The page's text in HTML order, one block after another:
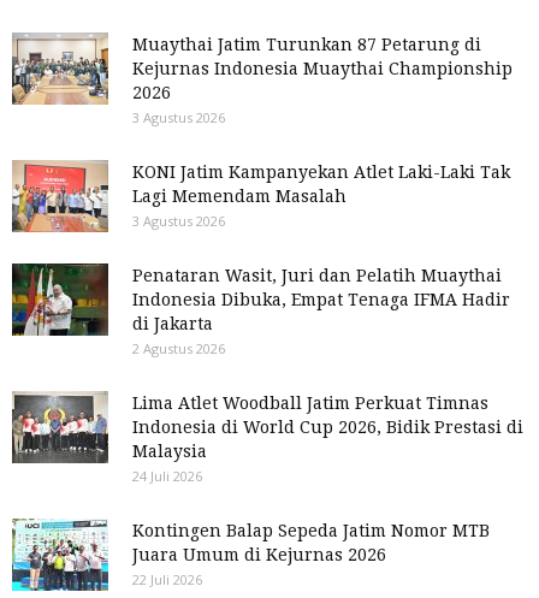
Muaythai Jatim Turunkan 87 Petarung di
Kejurnas Indonesia Muaythai Championship
2026
3 Agustus 2026
KONI Jatim Kampanyekan Atlet Laki-Laki Tak
Lagi Memendam Masalah
3 Agustus 2026
Penataran Wasit, Juri dan Pelatih Muaythai
Indonesia Dibuka, Empat Tenaga IFMA Hadir
di Jakarta
2 Agustus 2026
Lima Atlet Woodball Jatim Perkuat Timnas
Indonesia di World Cup 2026, Bidik Prestasi di
Malaysia
24 Juli 2026
Kontingen Balap Sepeda Jatim Nomor MTB
Juara Umum di Kejurnas 2026
22 Juli 2026